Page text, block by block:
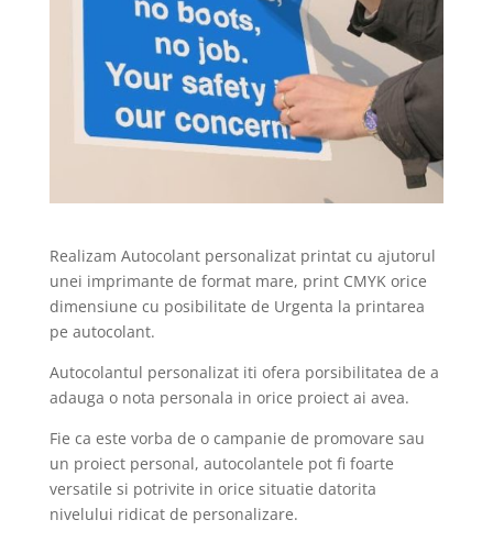
Realizam Autocolant personalizat printat cu ajutorul
unei imprimante de format mare, print CMYK orice
dimensiune cu posibilitate de Urgenta la printarea
pe autocolant.
Autocolantul personalizat iti ofera porsibilitatea de a
adauga o nota personala in orice proiect ai avea.
Fie ca este vorba de o campanie de promovare sau
un proiect personal, autocolantele pot fi foarte
versatile si potrivite in orice situatie datorita
nivelului ridicat de personalizare.